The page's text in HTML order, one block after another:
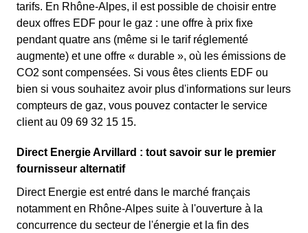
tarifs. En Rhône-Alpes, il est possible de choisir entre
deux offres EDF pour le gaz : une offre à prix fixe
pendant quatre ans (même si le tarif réglementé
augmente) et une offre « durable », où les émissions de
CO2 sont compensées. Si vous êtes clients EDF ou
bien si vous souhaitez avoir plus d'informations sur leurs
compteurs de gaz, vous pouvez contacter le service
client au 09 69 32 15 15.
Direct Energie Arvillard : tout savoir sur le premier
fournisseur alternatif
Direct Energie est entré dans le marché français
notamment en Rhône-Alpes suite à l'ouverture à la
concurrence du secteur de l'énergie et la fin des